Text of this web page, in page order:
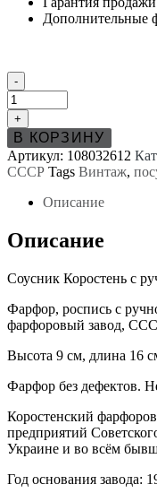
Дополнительные
Количество
товара
Соусник
Коростень
с
ручками
и
золотом
-
+
В КОРЗИНУ
Артикул: 108032612
СССР Tags Винтаж,
Описание
Описание
Соусник Коростень с
Фарфор, роспись с
фарфоровый завод,
Высота 9 см, длина 16
Фарфор без дефектов.
Коростенский
предприятий
Украине и во всём
Год основания завода: